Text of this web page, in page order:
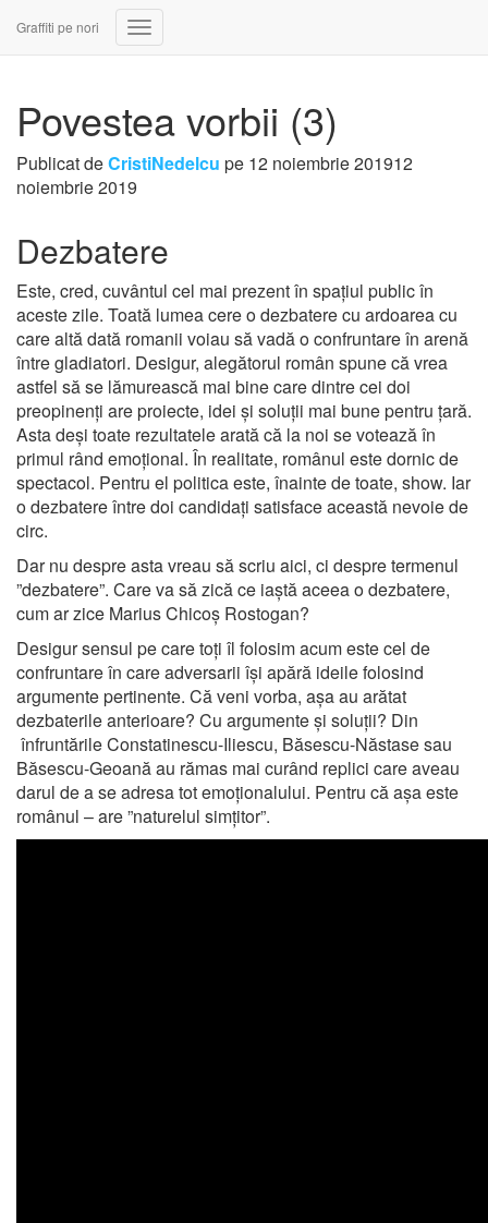
Graffiti pe nori
Comută
Povestea vorbii (3)
Publicat deCristiNedelcu pe 12 noiembrie 201912
noiembrie 2019
Dezbatere
Este, cred, cuvântul cel mai prezent în spațiul public în
aceste zile. Toată lumea cere o dezbatere cu ardoarea cu
care altă dată romanii voiau să vadă o confruntare în arenă
între gladiatori. Desigur, alegătorul român spune că vrea
astfel să se lămurească mai bine care dintre cei doi
preopinenți are proiecte, idei și soluții mai bune pentru țară.
Asta deși toate rezultatele arată că la noi se votează în
primul rând emoțional. În realitate, românul este dornic de
spectacol. Pentru el politica este, înainte de toate, show. Iar
o dezbatere între doi candidați satisface această nevoie de
circ.
Dar nu despre asta vreau să scriu aici, ci despre termenul
”dezbatere”. Care va să zică ce iaștă aceea o dezbatere,
cum ar zice Marius Chicoș Rostogan?
Desigur sensul pe care toți îl folosim acum este cel de
confruntare în care adversarii își apără ideile folosind
argumente pertinente. Că veni vorba, așa au arătat
dezbaterile anterioare? Cu argumente și soluții? Din
înfruntările Constatinescu-Iliescu, Băsescu-Năstase sau
Băsescu-Geoană au rămas mai curând replici care aveau
darul de a se adresa tot emoționalului. Pentru că așa este
românul – are ”naturelul simțitor”.